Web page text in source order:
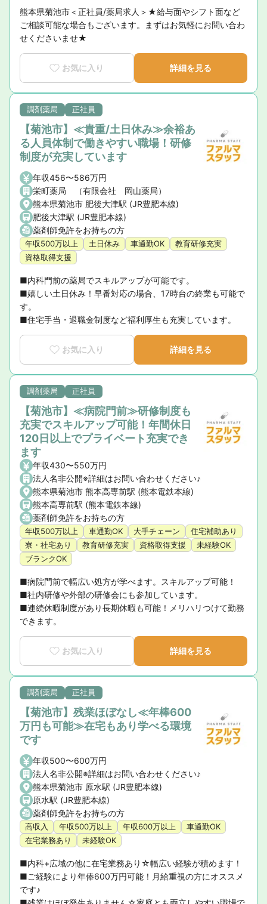
熊本県菊池市＜正社員/薬局求人＞★給与面やシフト面など
ご相談可能な場合もございます。まずはお気軽にお問い合わ
せくださいませ★
お気に入り 詳細を見る
調剤薬局 正社員
【菊池市】≪貴重/土日休み≫余裕あ
る人員体制で働きやすい職場！研修
制度が充実しています
年収456〜586万円
栄町薬局 （有限会社 岡山薬局）
熊本県菊池市 肥後大津駅 (JR豊肥本線)
肥後大津駅 (JR豊肥本線)
薬剤師免許をお持ちの方
年収500万以上 土日休み 車通勤OK
教育研修充実
資格取得支援
■内科門前の薬局でスキルアップが可能です。
■嬉しい土日休み！早番対応の場合、17時台の終業も可能で
す。
■住宅手当・退職金制度など福利厚生も充実しています。
お気に入り 詳細を見る
調剤薬局 正社員
【菊池市】≪病院門前≫研修制度も
充実でスキルアップ可能！年間休日
120日以上でプライベート充実でき
ます
年収430〜550万円
法人名非公開※詳細はお問い合わせください♪
熊本県菊池市 熊本高専前駅 (熊本電鉄本線)
熊本高専前駅 (熊本電鉄本線)
薬剤師免許をお持ちの方
年収500万以上 車通勤OK 大手チェーン
住宅補助あり
寮・社宅あり
教育研修充実 資格取得支援
未経験OK
ブランクOK
■病院門前で幅広い処方が学べます。スキルアップ可能！
■社内研修や外部の研修会にも参加しています。
■連続休暇制度があり長期休暇も可能！メリハリつけて勤務
できます。
お気に入り 詳細を見る
調剤薬局 正社員
【菊池市】残業ほぼなし≪年棒600
万円も可能≫在宅もあり学べる環境
です
年収500〜600万円
法人名非公開※詳細はお問い合わせください♪
熊本県菊池市 原水駅 (JR豊肥本線)
原水駅 (JR豊肥本線)
薬剤師免許をお持ちの方
高収入 年収500万以上 年収600万以上
車通勤OK
在宅業務あり
未経験OK
■内科+広域の他に在宅業務あり☆幅広い経験が積めます！
■ご経験により年俸600万円可能！月給重視の方にオススメ
です♪